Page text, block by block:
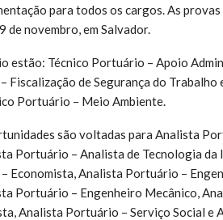
para todos os cargos. As
de novembro, em Salvador.
estão: Técnico Portuário – Apoio
de Segurança do Trabalho
Portuário – Meio Ambiente.
são voltadas para Analista
Portuário – Analista de Tecnologia
Economista, Analista Portuário –
Portuário – Engenheiro Mecânico,
Analista Portuário – Serviço Social e